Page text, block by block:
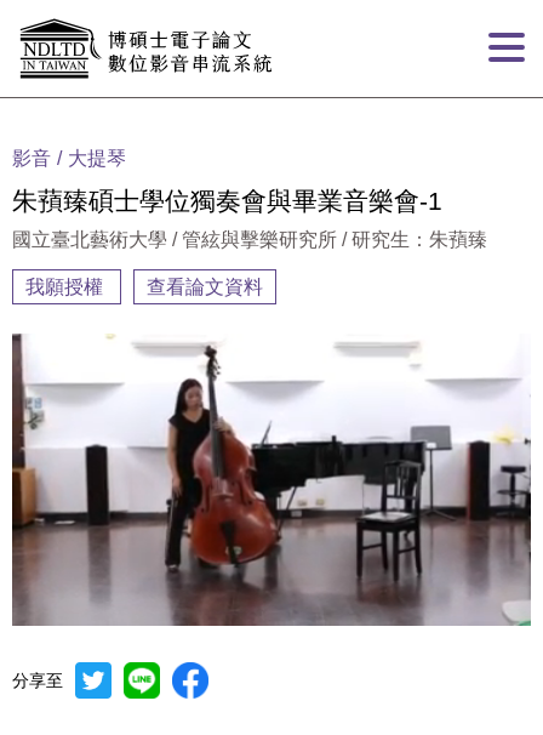
影音 大提琴
朱蕷臻碩士學位獨奏會與畢業音樂會-1
國立臺北藝術大學 / 管絃與擊樂研究所 / 研究生：朱蕷臻
我願授權 查看論文資料
分享至